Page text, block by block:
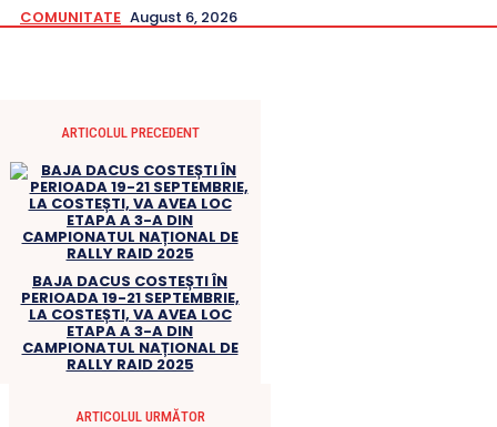
COMUNITATE August 6, 2026
ARTICOLUL PRECEDENT
BAJA DACUS COSTEȘTI ÎN
PERIOADA 19-21 SEPTEMBRIE,
LA COSTEȘTI, VA AVEA LOC
ETAPA A 3-A DIN
CAMPIONATUL NAȚIONAL DE
RALLY RAID 2025
ARTICOLUL URMĂTOR